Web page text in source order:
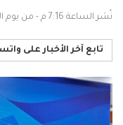
نُشر الساعة 7:16 م - من يوم الثلاثاء 20 مايو / أيار 2025
تابع آخر الأخبار على